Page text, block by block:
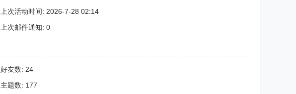
上次活动时间: 2026-7-28 02:14
上次邮件通知: 0
好友数: 24
主题数: 177